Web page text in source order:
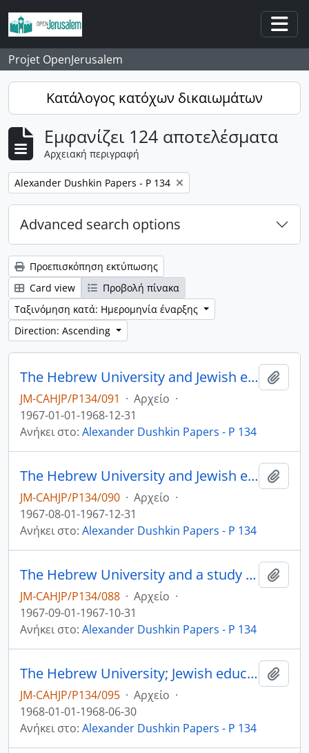
Skip to main content
Projet OpenJerusalem
Κατάλογος κατόχων δικαιωμάτων
Εμφανίζει 124 αποτελέσματα
Αρχειακή περιγραφή
Αφαίρεση φίλτρου:
Alexander Dushkin Papers - P 134
Advanced search options
Προεπισκόπηση εκτύπωσης
Card view
Προβολή πίνακα
Ταξινόμηση κατά: Ημερομηνία έναρξης
Direction: Ascending
The Hebrew University and Jewish education in the Diaspora
JM-CAHJP/P134/091 · Αρχείο ·
1967-01-01-1968-12-31
Ανήκει στο: Alexander Dushkin Papers - P 134
The Hebrew University and Jewish education in the Diaspora
JM-CAHJP/P134/090 · Αρχείο ·
1967-08-01-1967-12-31
Ανήκει στο: Alexander Dushkin Papers - P 134
The Hebrew University and a study of world Jewish education
JM-CAHJP/P134/088 · Αρχείο ·
1967-09-01-1967-10-31
Ανήκει στο: Alexander Dushkin Papers - P 134
The Hebrew University; Jewish education in the Diaspora, especially teaching of Hebrew
JM-CAHJP/P134/095 · Αρχείο ·
1968-01-01-1968-06-30
Ανήκει στο: Alexander Dushkin Papers - P 134